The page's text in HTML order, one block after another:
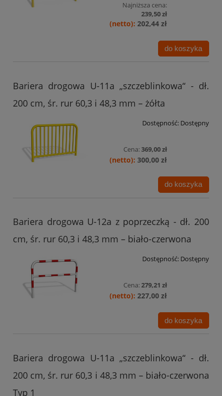
Najniższa cena:
239,50 zł
202,44 zł
do koszyka
Bariera drogowa U-11a „szczeblinkowa“ - dł.
200 cm, śr. rur 60,3 i 48,3 mm – żółta
Dostępność: Dostępny
Cena:369,00 zł
300,00 zł
do koszyka
Bariera drogowa U-12a z poprzeczką - dł. 200
cm, śr. rur 60,3 i 48,3 mm – biało-czerwona
Dostępność: Dostępny
Cena:279,21 zł
227,00 zł
do koszyka
Bariera drogowa U-11a „szczeblinkowa“ - dł.
200 cm, śr. rur 60,3 i 48,3 mm – biało-czerwona
Typ 1